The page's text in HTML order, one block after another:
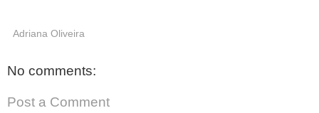
Adriana Oliveira
No comments:
Post a Comment